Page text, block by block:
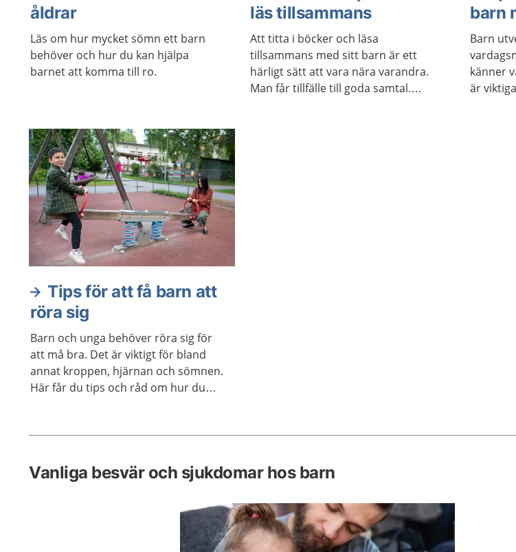
åldrar
Läs om hur mycket sömn ett barn
behöver och hur du kan hjälpa
barnet att komma till ro.
läs tillsammans
Att titta i böcker och läsa
tillsammans med sitt barn är ett
härligt sätt att vara nära varandra.
Man får tillfälle till goda samtal.
barn
Barn
känner
är
Tips för att få barn att
röra sig
Barn och unga behöver röra sig för
att må bra. Det är viktigt för bland
annat kroppen, hjärnan och sömnen.
Här får du tips och råd om hur du
Vanliga besvär och sjukdomar hos barn